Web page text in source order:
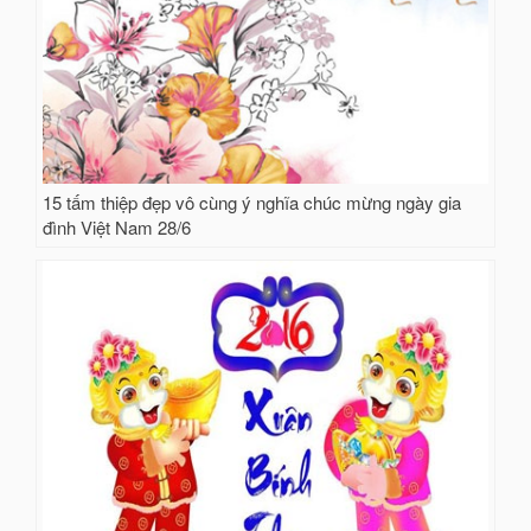
15 tấm thiệp đẹp vô cùng ý nghĩa chúc mừng ngày gia
đình Việt Nam 28/6